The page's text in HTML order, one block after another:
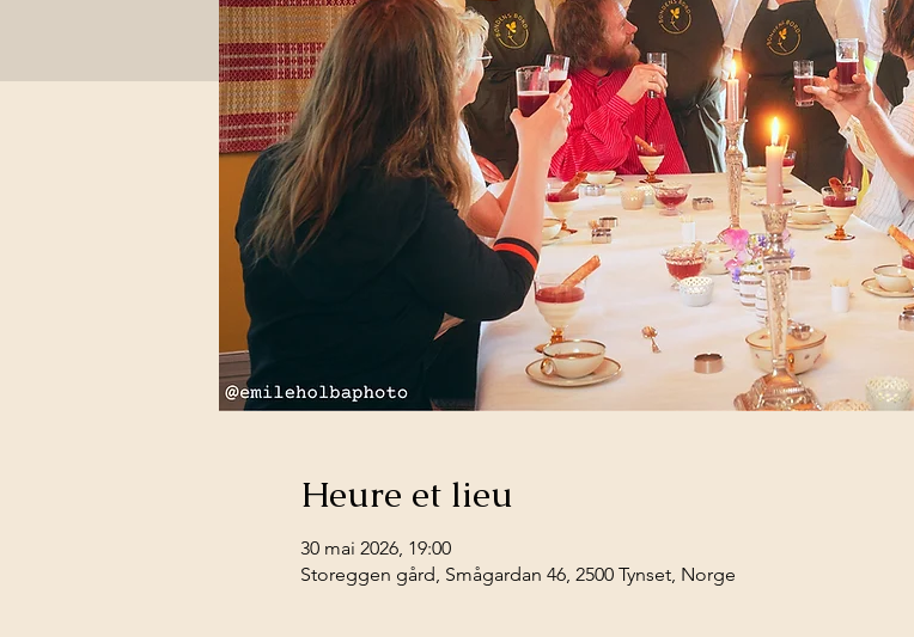
Heure et lieu
30 mai 2026, 19:00
Storeggen gård, Smågardan 46, 2500 Tynset, Norge